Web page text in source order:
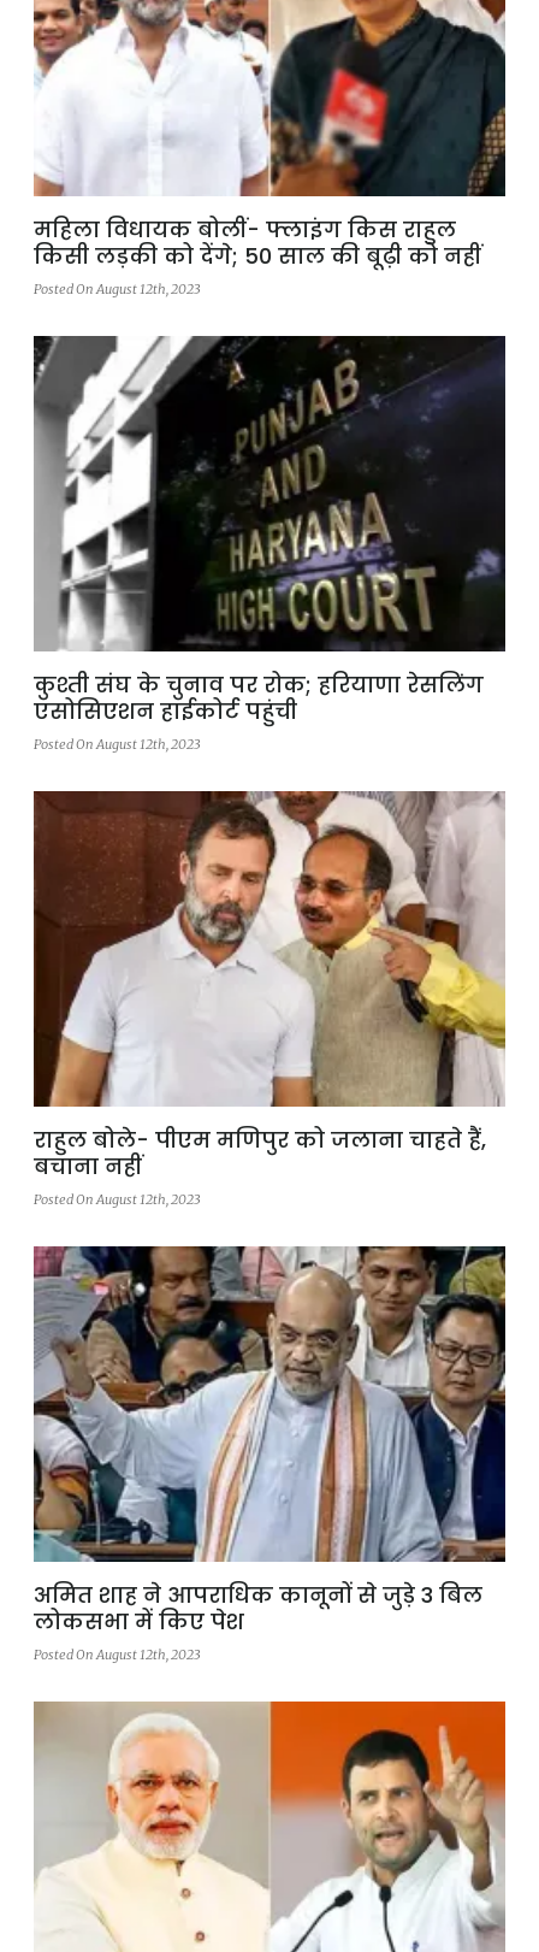
महिला विधायक बोलीं- फ्लाइंग किस राहुल
किसी लड़की को देंगे; 50 साल की बूढ़ी को नहीं
Posted On August 12th, 2023
कुश्ती संघ के चुनाव पर रोक; हरियाणा रेसलिंग
एसोसिएशन हाईकोर्ट पहुंची
Posted On August 12th, 2023
राहुल बोले- पीएम मणिपुर को जलाना चाहते हैं,
बचाना नहीं
Posted On August 12th, 2023
अमित शाह ने आपराधिक कानूनों से जुड़े 3 बिल
लोकसभा में किए पेश
Posted On August 12th, 2023